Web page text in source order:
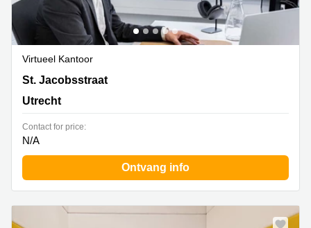
Virtueel Kantoor
St. Jacobsstraat 123- 135, Utrecht
St. Jacobsstraat
Utrecht
Contact for price:
N/A
Ontvang info